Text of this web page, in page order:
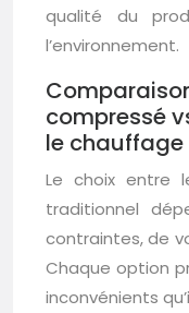
qualité du
l’environnement.
compressé
le
Le choix entre
traditionnel
contraintes, de
Chaque option
inconvénients